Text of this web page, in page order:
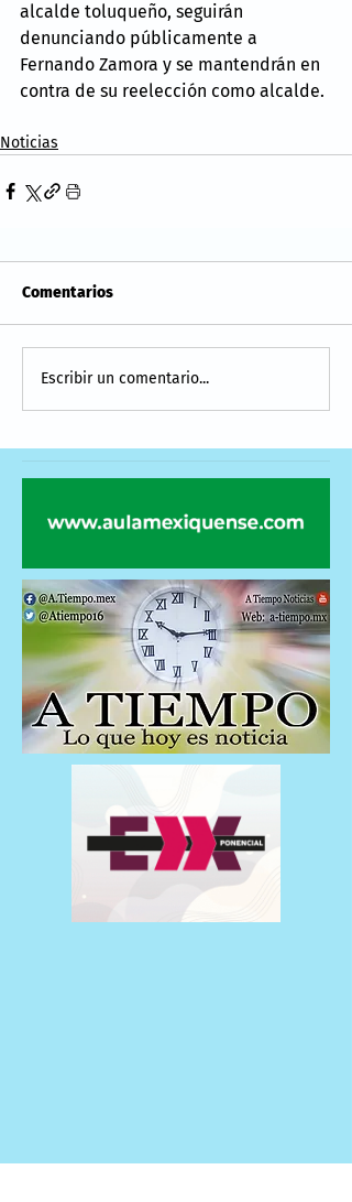
alcalde toluqueño, seguirán
denunciando públicamente a
Fernando Zamora y se mantendrán en
contra de su reelección como alcalde.
Noticias
Comentarios
Escribir un comentario...